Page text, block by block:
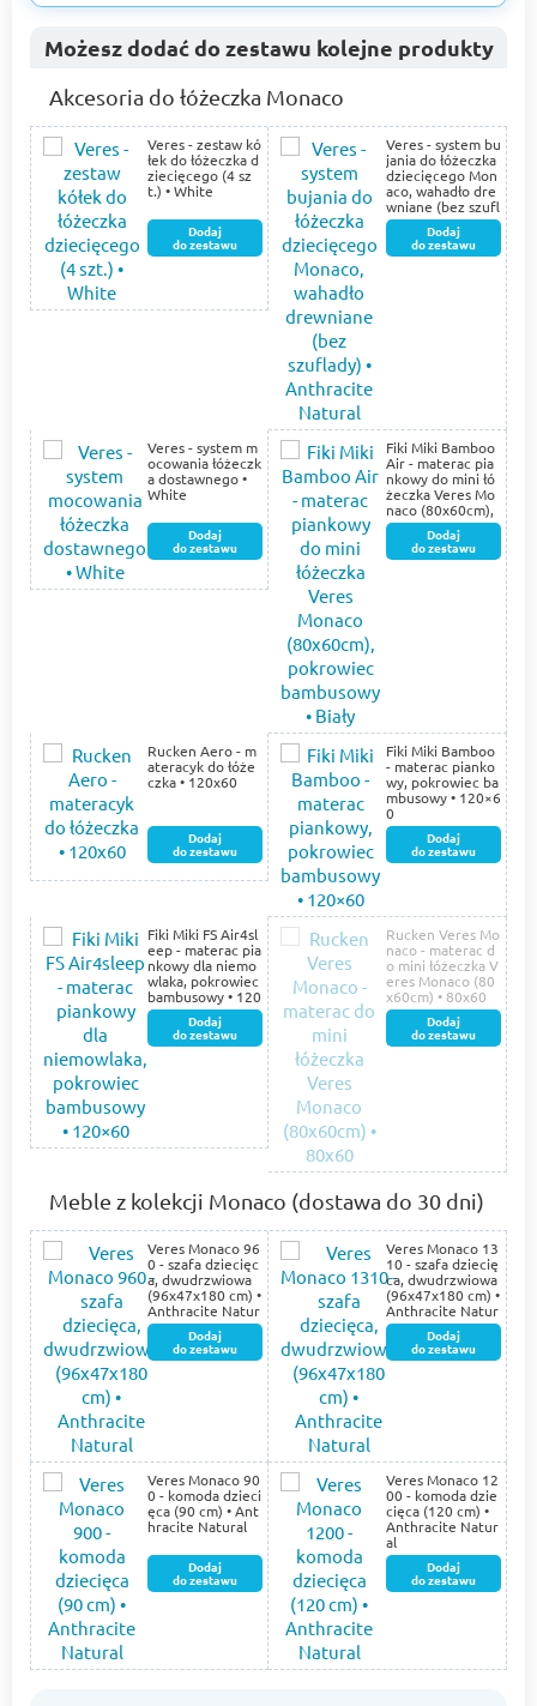
Możesz dodać do zestawu kolejne produkty
Akcesoria do łóżeczka Monaco
Veres - zestaw kó
łek do łóżeczka d
ziecięcego (4 sz
t.) • White
Dodaj
do zestawu
Veres - system bu
jania do łóżeczka
dziecięcego Mon
aco, wahadło dre
wniane (bez szufl
ady) • Anthracite
NaturalDodaj
do zestawu
Veres - system m
ocowania łóżeczk
a dostawnego •
White
Dodaj
do zestawu
Fiki Miki Bamboo
Air - materac pia
nkowy do mini łó
żeczka Veres Mo
naco (80x60cm),
pokrowiec bamb
usowy • Biały
Dodaj
do zestawu
Rucken Aero - m
ateracyk do łóże
czka • 120x60
Dodaj
do zestawu
Fiki Miki Bamboo
- materac pianko
wy, pokrowiec ba
mbusowy • 120×6
0
Dodaj
do zestawu
Fiki Miki FS Air4sl
eep - materac pia
nkowy dla niemo
wlaka, pokrowiec
bambusowy • 120
×60
Dodaj
do zestawu
Rucken Veres Mo
naco - materac d
o mini łóżeczka V
eres Monaco (80
x60cm) • 80x60
Dodaj
do zestawu
Meble z kolekcji Monaco (dostawa do 30 dni)
Veres Monaco 96
0 - szafa dziecięc
a, dwudrzwiowa
(96х47х180 cm) •
Anthracite Natur
al
Dodaj
do zestawu
Veres Monaco 13
10 - szafa dziecię
ca, dwudrzwiowa
(96х47х180 cm) •
Anthracite Natur
al
Dodaj
do zestawu
Veres Monaco 90
0 - komoda dzieci
ęca (90 cm) • Ant
hracite Natural
Dodaj
do zestawu
Veres Monaco 12
00 - komoda dzie
cięca (120 cm) •
Anthracite Natur
al
Dodaj
do zestawu